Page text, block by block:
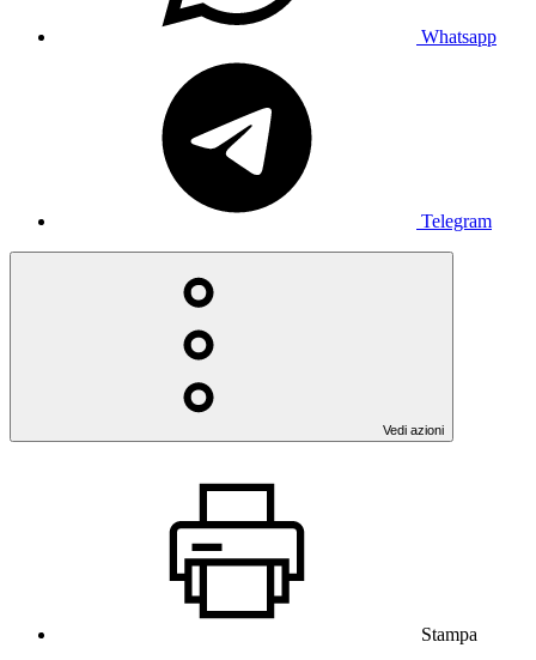
Whatsapp
Telegram
Vedi azioni
Stampa